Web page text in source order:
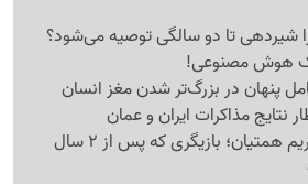
شیردهی تا دو سالگی توصیه می‌شود؟
پنهان در بزرگ‌تر شدن مغز انسان
نتایج مذاکرات ایران و عمان
وداع اهالی سینما با مریم همتیان؛ بازیگری که پس از 2 سال